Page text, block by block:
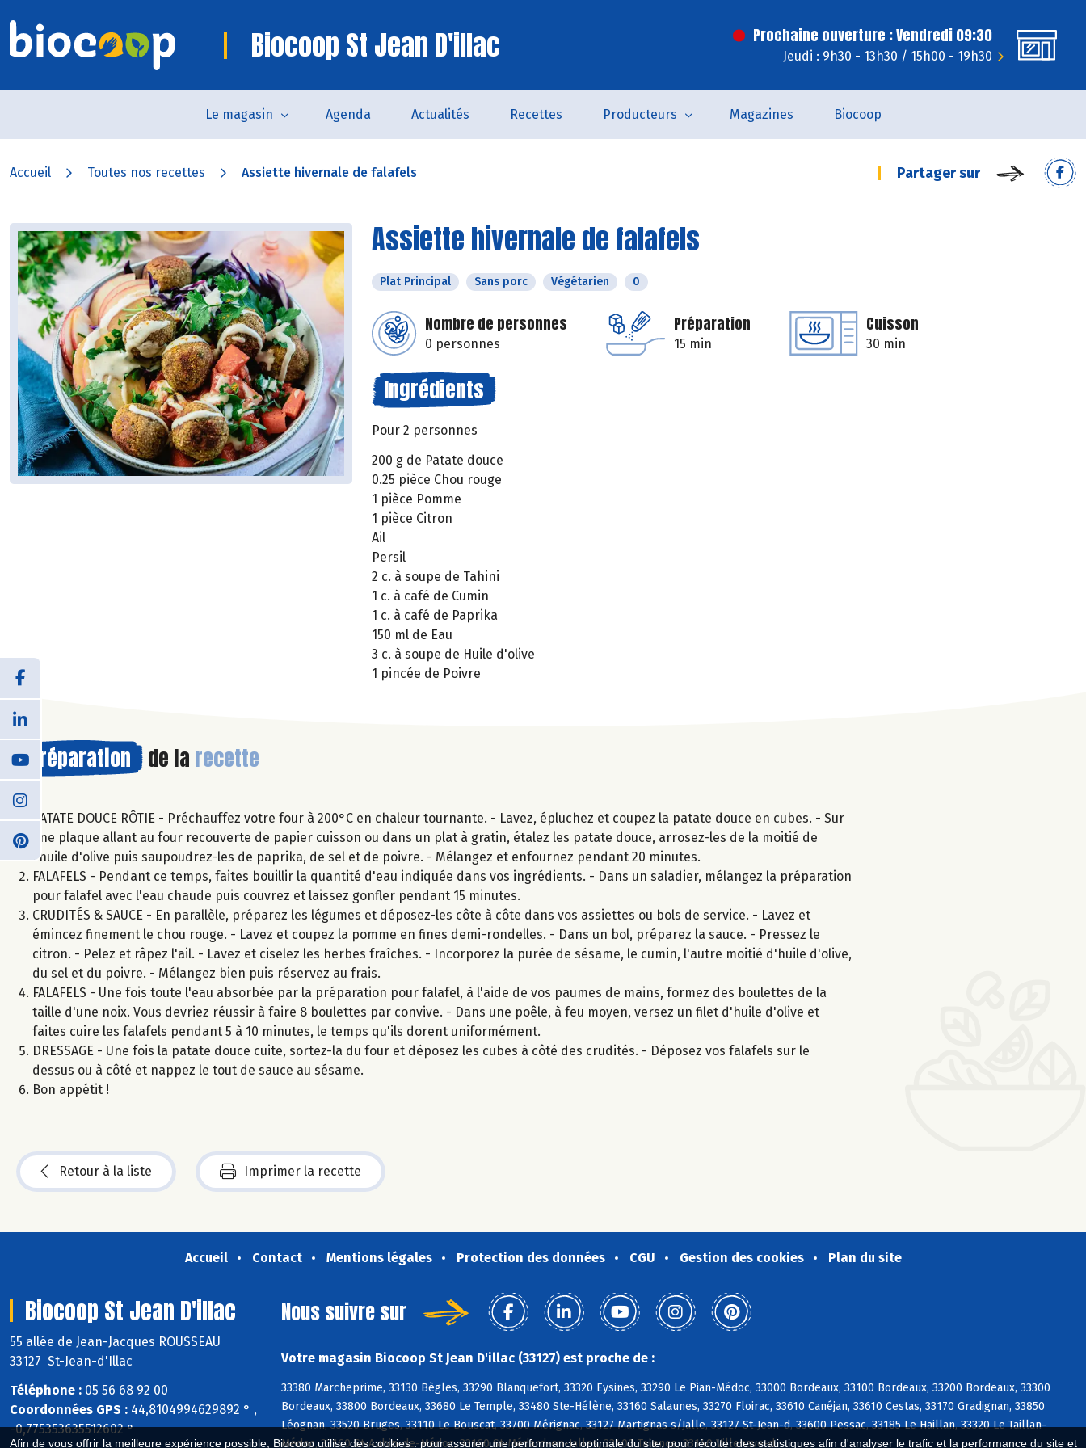
Afin de vous offrir la meilleure expérience possible, Biocoop utilise des cookies : pour assurer une performance optimale du site, pour récolter des statistiques afin d'analyser le trafic et la performance du site et
Biocoop St Jean D'illac Prochaine ouverture : Vendredi 09:30
Jeudi : 9h30 - 13h30 / 15h00 - 19h30
Le magasin Agenda Actualités Recettes Producteurs Magazines Biocoop
Accueil Toutes nos recettes Assiette hivernale de falafels Partager sur
Assiette hivernale de falafels
Plat Principal Sans porc Végétarien 0
Nombre de personnes
0 personnes
Préparation
15 min
Cuisson
30 min
Ingrédients
Pour 2 personnes
200 g de Patate douce
0.25 pièce Chou rouge
1 pièce Pomme
1 pièce Citron
Ail
Persil
2 c. à soupe de Tahini
1 c. à café de Cumin
1 c. à café de Paprika
150 ml de Eau
3 c. à soupe de Huile d'olive
1 pincée de Poivre
Préparation de la recette
PATATE DOUCE RÔTIE - Préchauffez votre four à 200°C en chaleur tournante. - Lavez, épluchez et coupez la patate douce en cubes. - Sur
une plaque allant au four recouverte de papier cuisson ou dans un plat à gratin, étalez les patate douce, arrosez-les de la moitié de
l'huile d'olive puis saupoudrez-les de paprika, de sel et de poivre. - Mélangez et enfournez pendant 20 minutes.
FALAFELS - Pendant ce temps, faites bouillir la quantité d'eau indiquée dans vos ingrédients. - Dans un saladier, mélangez la préparation
pour falafel avec l'eau chaude puis couvrez et laissez gonfler pendant 15 minutes.
CRUDITÉS & SAUCE - En parallèle, préparez les légumes et déposez-les côte à côte dans vos assiettes ou bols de service. - Lavez et
émincez finement le chou rouge. - Lavez et coupez la pomme en fines demi-rondelles. - Dans un bol, préparez la sauce. - Pressez le
citron. - Pelez et râpez l'ail. - Lavez et ciselez les herbes fraîches. - Incorporez la purée de sésame, le cumin, l'autre moitié d'huile d'olive,
du sel et du poivre. - Mélangez bien puis réservez au frais.
FALAFELS - Une fois toute l'eau absorbée par la préparation pour falafel, à l'aide de vos paumes de mains, formez des boulettes de la
taille d'une noix. Vous devriez réussir à faire 8 boulettes par convive. - Dans une poêle, à feu moyen, versez un filet d'huile d'olive et
faites cuire les falafels pendant 5 à 10 minutes, le temps qu'ils dorent uniformément.
DRESSAGE - Une fois la patate douce cuite, sortez-la du four et déposez les cubes à côté des crudités. - Déposez vos falafels sur le
dessus ou à côté et nappez le tout de sauce au sésame.
Bon appétit !
Retour à la liste Imprimer la recette
Accueil Contact Mentions légales Protection des données CGU Gestion des cookies Plan du site
Biocoop St Jean D'illac
55 allée de Jean-Jacques ROUSSEAU
33127 St-Jean-d'Illac
Téléphone : 05 56 68 92 00
Coordonnées GPS : 44,8104994629892 ° ,
-0,775353635512602 °
Nous suivre sur
Votre magasin Biocoop St Jean D'illac (33127) est proche de :
33380 Marcheprime, 33130 Bègles, 33290 Blanquefort, 33320 Eysines, 33290 Le Pian-Médoc, 33000 Bordeaux, 33100 Bordeaux, 33200 Bordeaux, 33300
Bordeaux, 33800 Bordeaux, 33680 Le Temple, 33480 Ste-Hélène, 33160 Salaunes, 33270 Floirac, 33610 Canéjan, 33610 Cestas, 33170 Gradignan, 33850
Léognan, 33520 Bruges, 33110 Le Bouscat, 33700 Mérignac, 33127 Martignas s/Jalle, 33127 St-Jean-d, 33600 Pessac, 33185 Le Haillan, 33320 Le Taillan-
Médoc, 33160 St-Aubin-de-Médoc, 33160 St-Médard-en-Jalles, 33400 Talence, 33140 Villenave-d